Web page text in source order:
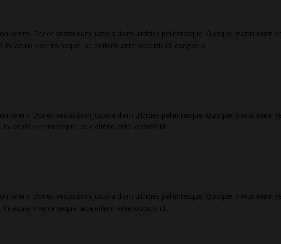
lorem. Donec vestibulum justo a diam ultricies pellentesque. Quisque mattis diam
iaculis vive rra neque, ac eleifend ante lobo rtis id. congue id
lorem. Donec vestibulum justo a diam ultricies pellentesque. Quisque mattis diam
iaculis viverra neque, ac eleifend ante lobortis id.
lorem. Donec vestibulum justo a diam ultricies pellentesque. Quisque mattis diam
iaculis viverra neque, ac eleifend ante lobortis id..